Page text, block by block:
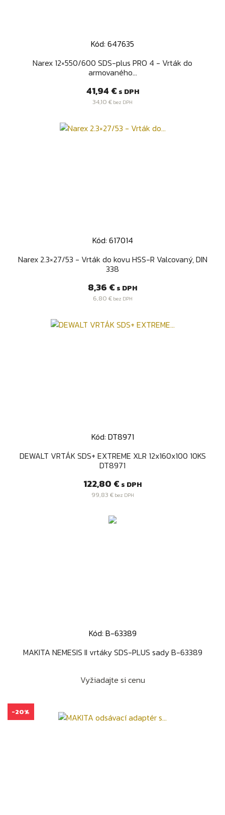
Kód: 647635
Narex 12×550/600 SDS-plus PRO 4 - Vrták do
armovaného...
Cena
41,94 € s DPH
34,10 € bez DPH
Kód: 617014
Narex 2.3×27/53 - Vrták do kovu HSS-R Valcovaný, DIN
338
Cena
8,36 € s DPH
6,80 €bez DPH
Kód: DT8971
DEWALT VRTÁK SDS+ EXTREME XLR 12x160x100 10KS
DT8971
Cena
122,80 € s DPH
99,83 €bez DPH
Kód: B-63389
MAKITA NEMESIS II vrtáky SDS-PLUS sady B-63389
Vyžiadajte si cenu
-20%